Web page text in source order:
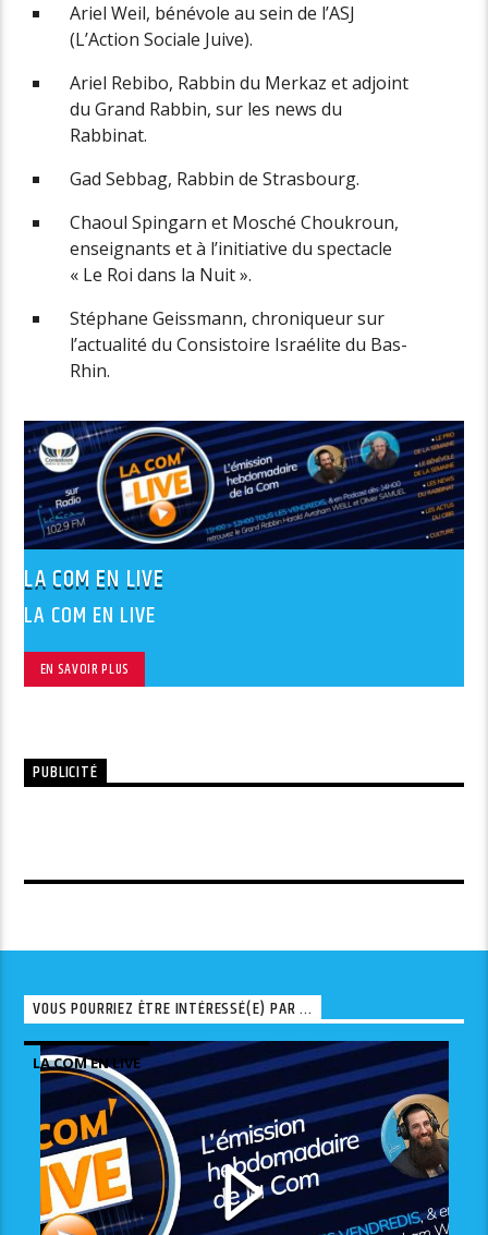
Ariel Weil, bénévole au sein de l’ASJ
(L’Action Sociale Juive).
Ariel Rebibo, Rabbin du Merkaz et adjoint
du Grand Rabbin, sur les news du
Rabbinat.
Gad Sebbag, Rabbin de Strasbourg.
Chaoul Spingarn et Mosché Choukroun,
enseignants et à l’initiative du spectacle
« Le Roi dans la Nuit ».
Stéphane Geissmann, chroniqueur sur
l’actualité du Consistoire Israélite du Bas-
Rhin.
LA COM EN LIVE
LA COM EN LIVE
EN SAVOIR PLUS
PUBLICITÉ
VOUS POURRIEZ ÊTRE INTÉRESSÉ(E) PAR ...
LA COM EN LIVE